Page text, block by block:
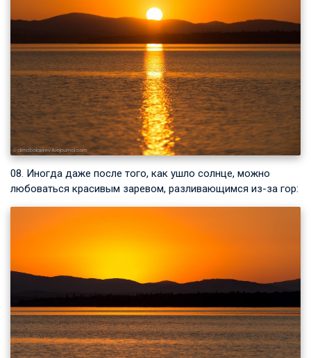
08. Иногда даже после того, как ушло солнце, можно
любоваться красивым заревом, разливающимся из-за гор: